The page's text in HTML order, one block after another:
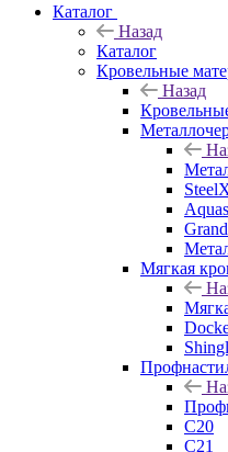
Каталог
Назад
Каталог
Кровельные
Назад
Мягкая
C20
C21